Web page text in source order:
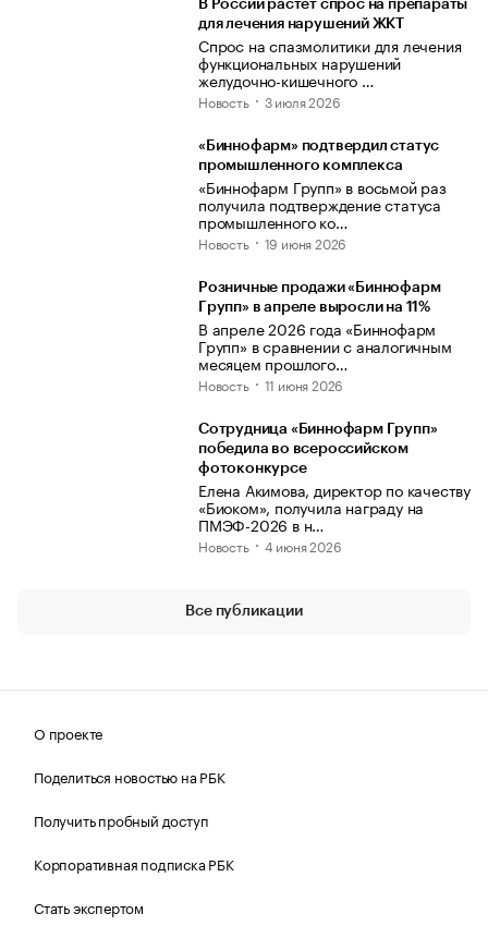
В России растет спрос на препараты
для лечения нарушений ЖКТ
Спрос на спазмолитики для лечения
функциональных нарушений
желудочно-кишечного …
Новость 3 июля 2026
«Биннофарм» подтвердил статус
промышленного комплекса
«Биннофарм Групп» в восьмой раз
получила подтверждение статуса
промышленного ко…
Новость 19 июня 2026
Розничные продажи «Биннофарм
Групп» в апреле выросли на 11%
В апреле 2026 года «Биннофарм
Групп» в сравнении с аналогичным
месяцем прошлого…
Новость 11 июня 2026
Сотрудница «Биннофарм Групп»
победила во всероссийском
фотоконкурсе
Елена Акимова, директор по качеству
«Биоком», получила награду на
ПМЭФ-2026 в н…
Новость 4 июня 2026
Все публикации
О проекте
Поделиться новостью на РБК
Получить пробный доступ
Корпоративная подписка РБК
Стать экспертом